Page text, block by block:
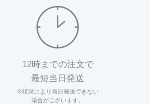
12時までの注文で
最短当日発送
※状況により当日発送できない
場合がございます。